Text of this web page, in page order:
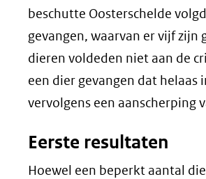
beschutte Oosterschelde
gevangen, waarvan er vijf zijn
dieren voldeden niet aan de
een dier gevangen dat
vervolgens een aanscherping
Eerste resultaten
Hoewel een beperkt aantal